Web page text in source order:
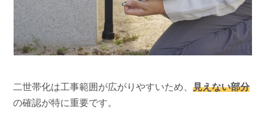
二世帯化は工事範囲が広がりやすいため、見えない部分
の確認が特に重要です。